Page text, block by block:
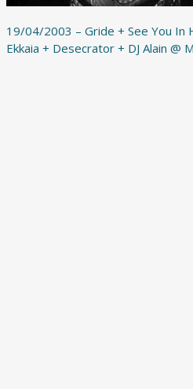
19/04/2003 – Gride + See You In
Ekkaia + Desecrator + DJ Alain @